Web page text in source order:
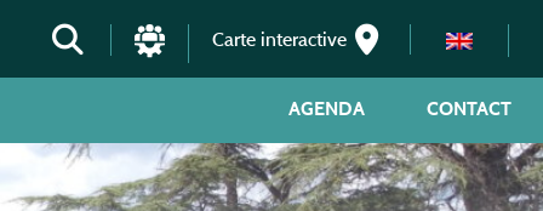
Carte interactive
CONTACT
AGENDA